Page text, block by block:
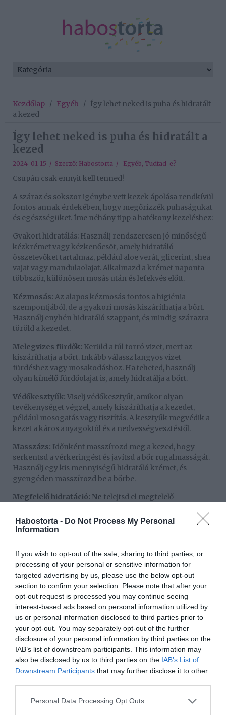
Habostorta - Do Not Process My Personal
Information
If you wish to opt-out of the sale, sharing to third parties, or
processing of your personal or sensitive information for
targeted advertising by us, please use the below opt-out
section to confirm your selection. Please note that after your
opt-out request is processed you may continue seeing
interest-based ads based on personal information utilized by
us or personal information disclosed to third parties prior to
your opt-out. You may separately opt-out of the further
disclosure of your personal information by third parties on the
IAB’s list of downstream participants. This information may
also be disclosed by us to third parties on the IAB’s List of
Downstream Participants that may further disclose it to other
Please note that this website/app uses one or more Google
Personal Data Processing Opt Outs
Kezdőlap / Egyéb / Így lehet neked is puha és hidratált
a kezed
Így lehet neked is puha és hidratált a
kezed
2024-01-15 / Szerző: Habostorta / Egyéb, Tudtad-e?
Csupán csak ennyit kell tenned!
A száraz és sokszor igénybe vett kezek ápolása rendkívül
fontos annak érdekében, hogy megőrizzék puhaságukat
és egészségüket. Íme néhány tipp a hatékony kezeléshez:
Gyakori hidratálás: Használj rendszeresen jó minőségű
kézkrémet vagy kézkenőcsöt, amely hidratáló
összetevőket tartalmaz, például aloe verát, glicerint, shea
vajat vagy mandulaolajat. Alkalmazd a krémet naponta
többször, különösen mosás után és lefekvés előtt.
Kézmosás: Az alapos kézmosás fontos a higiénia
szempontjából, de a gyakori mosás kiszáríthatja a bőrt.
Használj enyhén hidratáló szappant, és mindig szárazra
töröld a kezedet.
Melegvizes fürdők: Kerüld a túl forró vizet, mert az
kiszáríthatja a bőrt. Inkább válassz langyos vizet
fürdéshez vagy mosakodáshoz. Ha teheted, használj
olyan kímélő fürdőolajat is, amely hidratálja a bőrt.
Védőkesztyűk: Viselj védőkesztyűt, amikor olyan
tevékenységet végzel, amely kiszáríthatja a kezedet,
például mosogatás vagy tisztítás. A kesztyűk megvédik a
kezet a káros anyagoktól és a nedvességvesztéstől.
Masszázs: Időnként masszírozd meg a kezed, hogy
serkentsd a vérkeringést és javítsd a bőr rugalmasságát.
Használj egy kis mennyiségű hidratáló krémet, és
gyengéden masszírozd be a bőrbe.
Megfelelő hidratáció: Ne felejtsd el megfelelő
is hozzájárul a bőr egészségéhez.
klímaberendezés közelében dolgozol), szánj időt rövid
szünetekre, hogy hidratáló krémet vigyél fel a kezeidre.
Egyéb hidratálószerek:Próbáld ki az olyan termékeket,
mint a kókuszolaj vagy az olívaolaj, amelyek természetes
módon hidratálják és táplálják a bőrt. Ezeket éjszakai
kezelésként is alkalmazhatod.
Amennyiben a probléma súlyos vagy tartós, és az otthoni
kezelés nem hoz javulást, érdemes szakemberhez
fordulni, például bőrgyógyászhoz.
Megosztás: Facebook Twitter Pinterest